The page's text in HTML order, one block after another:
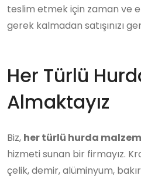
teslim etmek için zaman ve
gerek kalmadan satışınızı
Her Türlü
Almaktayız
Biz, her türlü hurda
hizmeti sunan bir firmayız.
çelik, demir, alüminyum,